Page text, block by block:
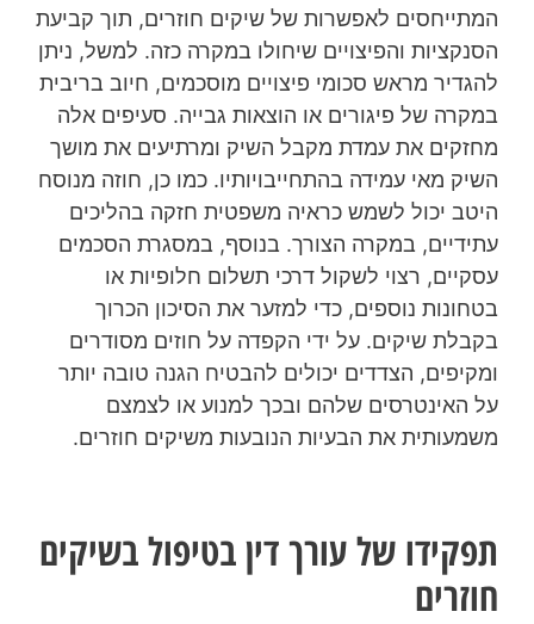
המתייחסים לאפשרות של שיקים חוזרים, תוך קביעת
הסנקציות והפיצויים שיחולו במקרה כזה. למשל, ניתן
להגדיר מראש סכומי פיצויים מוסכמים, חיוב בריבית
במקרה של פיגורים או הוצאות גבייה. סעיפים אלה
מחזקים את עמדת מקבל השיק ומרתיעים את מושך
השיק מאי עמידה בהתחייבויותיו. כמו כן, חוזה מנוסח
היטב יכול לשמש כראיה משפטית חזקה בהליכים
עתידיים, במקרה הצורך. בנוסף, במסגרת הסכמים
עסקיים, רצוי לשקול דרכי תשלום חלופיות או
בטחונות נוספים, כדי למזער את הסיכון הכרוך
בקבלת שיקים. על ידי הקפדה על חוזים מסודרים
ומקיפים, הצדדים יכולים להבטיח הגנה טובה יותר
על האינטרסים שלהם ובכך למנוע או לצמצם
משמעותית את הבעיות הנובעות משיקים חוזרים.
תפקידו של עורך דין בטיפול בשיקים
חוזרים